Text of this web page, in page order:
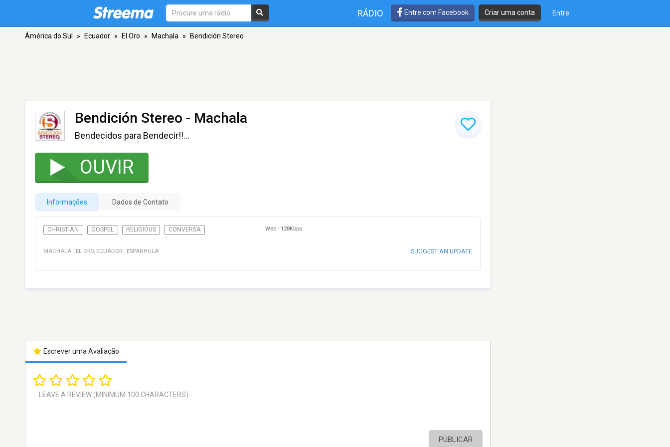
RÁDIO Entre com Facebook Criar uma conta Entre
Ámérica do Sul » Ecuador » El Oro » Machala » Bendición Stereo
Bendición Stereo - Machala
Bendecidos para Bendecir!!...
OUVIR
Informações Dados de Contato
CHRISTIAN GOSPEL RELIGIOUS CONVERSA Web - 128Kbps
MACHALA · EL ORO, ECUADOR · ESPANHOLA SUGGEST AN UPDATE
Escrever uma Avaliação
PUBLICAR